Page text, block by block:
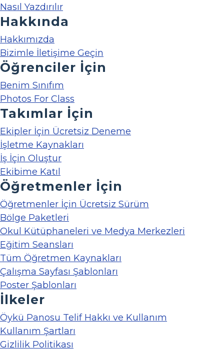
Nasıl Yazdırılır
Hakkında
Hakkımızda
Bizimle İletişime Geçin
Öğrenciler İçin
Benim Sınıfım
Photos For Class
Takımlar İçin
Ekipler İçin Ücretsiz Deneme
İşletme Kaynakları
İş İçin Oluştur
Ekibime Katıl
Öğretmenler İçin
Öğretmenler İçin Ücretsiz Sürüm
Bölge Paketleri
Okul Kütüphaneleri ve Medya Merkezleri
Eğitim Seansları
Tüm Öğretmen Kaynakları
Çalışma Sayfası Şablonları
Poster Şablonları
İlkeler
Öykü Panosu Telif Hakkı ve Kullanım
Kullanım Şartları
Gizlilik Politikası